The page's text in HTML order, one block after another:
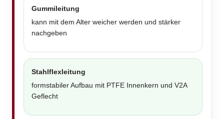
Gummileitung
kann mit dem Alter weicher werden und stärker
nachgeben
Stahlflexleitung
formstabiler Aufbau mit PTFE Innenkern und V2A
Geflecht